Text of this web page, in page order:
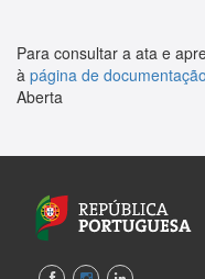
Para consultar a ata e
à página de documentação
Aberta